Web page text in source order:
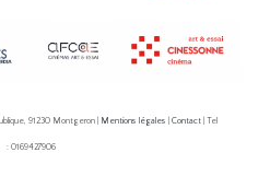
91230 Montgeron | Mentions légales Contact | Tel
: 0169427906